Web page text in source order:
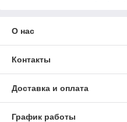
О нас
Контакты
Доставка и оплата
График работы